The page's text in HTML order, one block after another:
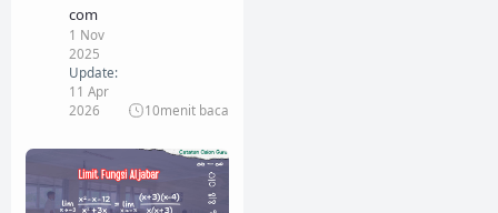
com
1 Nov
2025
Update:
11 Apr
2026
10menit baca